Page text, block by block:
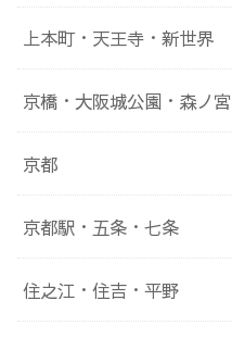
上本町・天王寺・新世界
京橋・大阪城公園・森ノ宮
京都
京都駅・五条・七条
住之江・住吉・平野